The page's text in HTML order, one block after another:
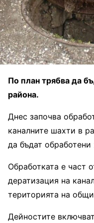
По план трябва да
района.
Днес започва
каналните шахти в
да бъдат
Обработката е част
дератизация на
територията на
Дейностите